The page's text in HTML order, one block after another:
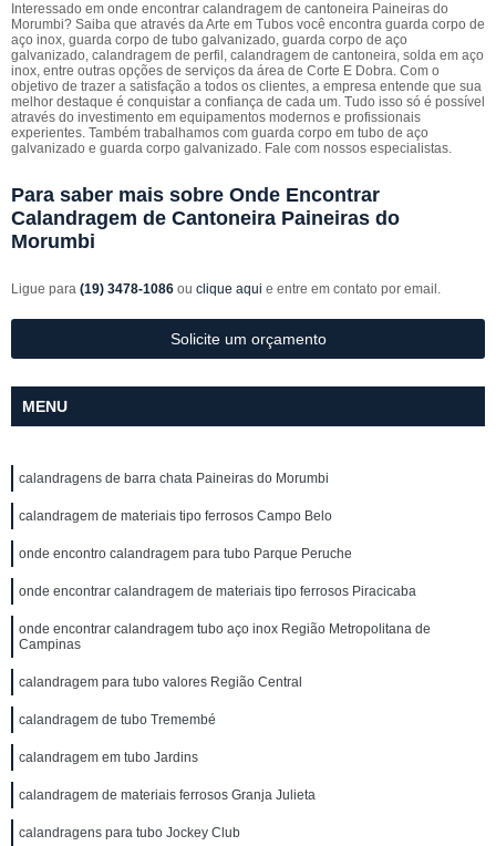
Interessado em onde encontrar calandragem de cantoneira Paineiras do
Morumbi? Saiba que através da Arte em Tubos você encontra guarda corpo de
aço inox, guarda corpo de tubo galvanizado, guarda corpo de aço
galvanizado, calandragem de perfil, calandragem de cantoneira, solda em aço
inox, entre outras opções de serviços da área de Corte E Dobra. Com o
objetivo de trazer a satisfação a todos os clientes, a empresa entende que sua
melhor destaque é conquistar a confiança de cada um. Tudo isso só é possível
através do investimento em equipamentos modernos e profissionais
experientes. Também trabalhamos com guarda corpo em tubo de aço
galvanizado e guarda corpo galvanizado. Fale com nossos especialistas.
Para saber mais sobre Onde Encontrar
Calandragem de Cantoneira Paineiras do
Morumbi
Ligue para (19) 3478-1086 ou clique aqui e entre em contato por email.
Solicite um orçamento
MENU
calandragens de barra chata Paineiras do Morumbi
calandragem de materiais tipo ferrosos Campo Belo
onde encontro calandragem para tubo Parque Peruche
onde encontrar calandragem de materiais tipo ferrosos Piracicaba
onde encontrar calandragem tubo aço inox Região Metropolitana de
Campinas
calandragem para tubo valores Região Central
calandragem de tubo Tremembé
calandragem em tubo Jardins
calandragem de materiais ferrosos Granja Julieta
calandragens para tubo Jockey Club